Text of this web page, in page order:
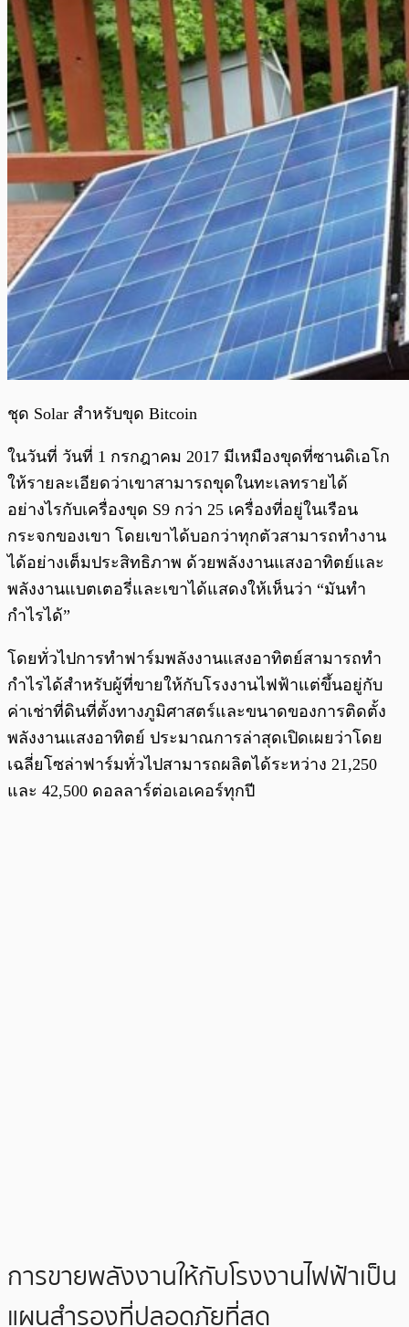
ชุด Solar สำหรับขุด Bitcoin
ในวันที่ วันที่ 1 กรกฎาคม 2017 มีเหมืองขุดที่ซานดิเอโก
ให้รายละเอียดว่าเขาสามารถขุดในทะเลทรายได้
อย่างไรกับเครื่องขุด S9 กว่า 25 เครื่องที่อยู่ในเรือน
กระจกของเขา โดยเขาได้บอกว่าทุกตัวสามารถทำงาน
ได้อย่างเต็มประสิทธิภาพ ด้วยพลังงานแสงอาทิตย์และ
พลังงานแบตเตอรี่และเขาได้แสดงให้เห็นว่า “มันทำ
กำไรได้”
โดยทั่วไปการทำฟาร์มพลังงานแสงอาทิตย์สามารถทำ
กำไรได้สำหรับผู้ที่ขายให้กับโรงงานไฟฟ้าแต่ขึ้นอยู่กับ
ค่าเช่าที่ดินที่ตั้งทางภูมิศาสตร์และขนาดของการติดตั้ง
พลังงานแสงอาทิตย์ ประมาณการล่าสุดเปิดเผยว่าโดย
เฉลี่ยโซล่าฟาร์มทั่วไปสามารถผลิตได้ระหว่าง 21,250
และ 42,500 ดอลลาร์ต่อเอเคอร์ทุกปี
การขายพลังงานให้กับโรงงานไฟฟ้าเป็น
แผนสำรองที่ปลอดภัยที่สุด